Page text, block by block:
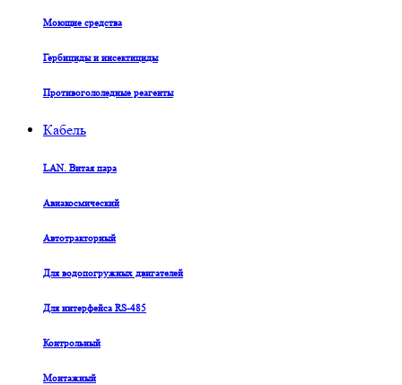
Моющие средства
Гербициды и инсектициды
Противогололедные реагенты
Кабель
LAN. Витая пара
Авиакосмический
Автотракторный
Для водопогружных двигателей
Для интерфейса RS-485
Контрольный
Монтажный